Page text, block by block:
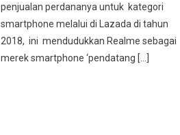
penjualan perdananya untuk kategori
smartphone melalui di Lazada di tahun
2018, ini mendudukkan Realme sebagai
merek smartphone ‘pendatang […]